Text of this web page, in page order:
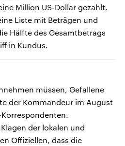
Million US-Dollar gezahlt.
Liste mit Beträgen und
Hälfte des Gesamtbetrags
in Kundus.
müssen, Gefallene
der Kommandeur im August
der lokalen und
Offiziellen, dass die